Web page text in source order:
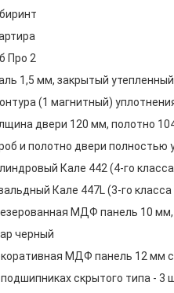
Про 2
1,5 мм, закрытый
(1 магнитный)
двери 120 мм, полотно
и полотно двери полностью
Кале 442 (4-го
Кале 447L (3-го
МДФ панель 10 мм,
черный
МДФ панель 12 мм с
скрытого типа - 3